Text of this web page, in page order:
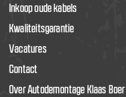
Inkoop oude kabels
Kwaliteitsgarantie
Vacatures
Contact
Over Autodemontage Klaas Boer